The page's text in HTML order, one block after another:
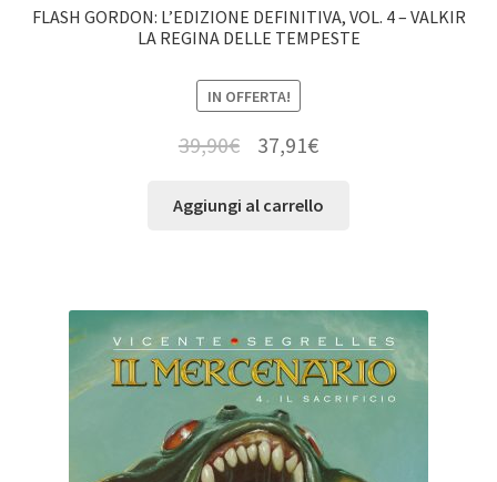
FLASH GORDON: L’EDIZIONE DEFINITIVA, VOL. 4 – VALKIR
LA REGINA DELLE TEMPESTE
IN OFFERTA!
39,90€ 37,91€
Aggiungi al carrello